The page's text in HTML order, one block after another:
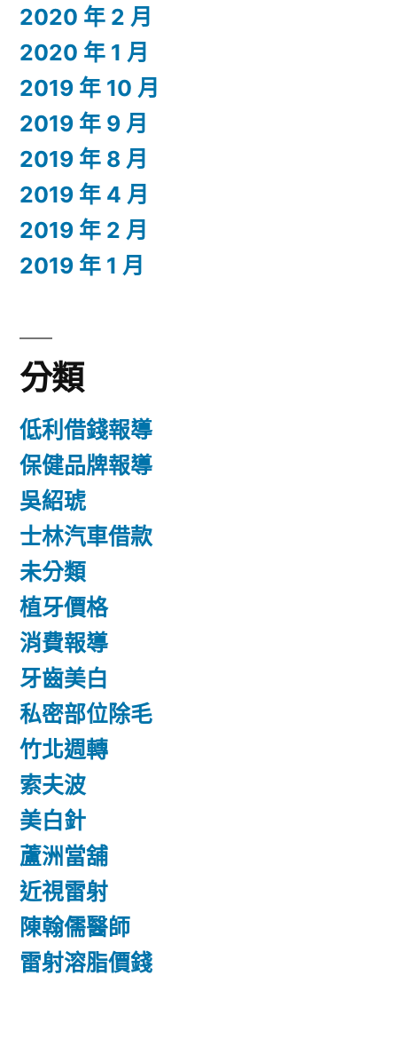
2020 年 2 月
2020 年 1 月
2019 年 10 月
2019 年 9 月
2019 年 8 月
2019 年 4 月
2019 年 2 月
2019 年 1 月
分類
低利借錢報導
保健品牌報導
吳紹琥
士林汽車借款
未分類
植牙價格
消費報導
牙齒美白
私密部位除毛
竹北週轉
索夫波
美白針
蘆洲當舖
近視雷射
陳翰儒醫師
雷射溶脂價錢